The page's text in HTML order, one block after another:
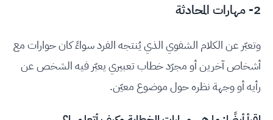
2- مهارات المحادثة
وتعبّر عن الكلام الشفوي الذي يُنتجه الفرد سواءً كان حوارات مع
أشخاص آخرين أو مجرّد خطاب تعبيري يعبّر فيه الشخص عن
رأيه أو وجهة نظره حول موضوع معيّن.